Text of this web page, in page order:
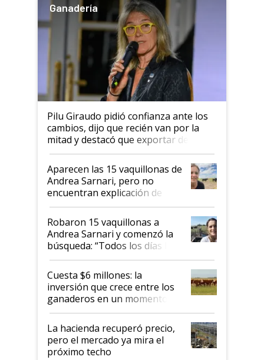
Ganadería
Pilu Giraudo pidió confianza ante los
cambios, dijo que recién van por la
mitad y destacó que exportar dejó de
ser "para unos pocos": "Tenemos un
mandato muy claro del gobierno
nacional"
Aparecen las 15 vaquillonas de
Andrea Sarnari, pero no
encuentran explicación de
cómo llegaron allí
Robaron 15 vaquillonas a
Andrea Sarnari y comenzó la
búsqueda: “Todos los días le
toca a algún productor”
Cuesta $6 millones: la
inversión que crece entre los
ganaderos en un momento
histórico para la actividad
La hacienda recuperó precio,
pero el mercado ya mira el
próximo techo